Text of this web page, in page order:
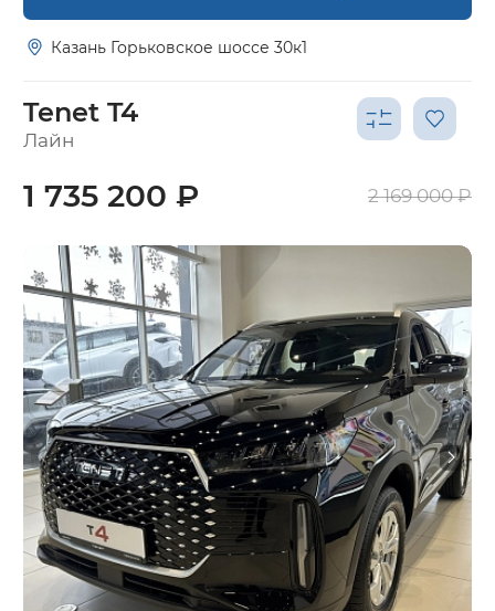
Казань Горьковское шоссе 30к1
Tenet T4
Лайн
1 735 200 ₽ 2 169 000 ₽